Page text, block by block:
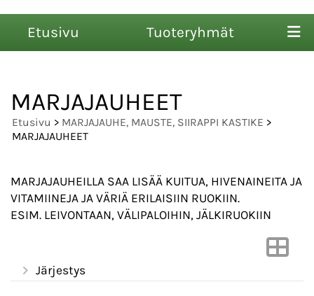
Etusivu Tuoteryhmät
MARJAJAUHEET
Etusivu > MARJAJAUHE, MAUSTE, SIIRAPPI KASTIKE >
MARJAJAUHEET
MARJAJAUHEILLA SAA LISÄÄ KUITUA, HIVENAINEITA JA
VITAMIINEJA JA VÄRIÄ ERILAISIIN RUOKIIN.
ESIM. LEIVONTAAN, VÄLIPALOIHIN, JÄLKIRUOKIIN
Järjestys